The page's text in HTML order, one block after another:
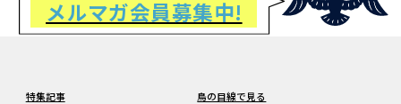
メルマガ会員募集中!
特集記事 鳥の目線で見る